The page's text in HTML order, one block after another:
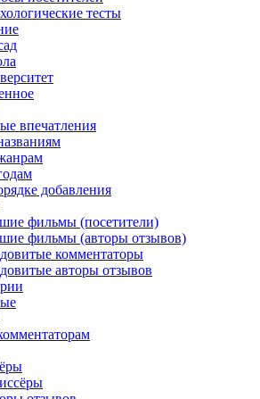
тесты
впечатления
добавления
фильмы (посетители)
фильмы (авторы отзывов)
комментаторы
авторы отзывов